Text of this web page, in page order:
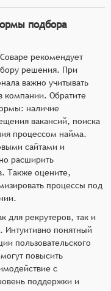
подбора
рекомендует
решения. При
важно учитывать
компании. Обратите
наличие
вакансий, поиска
процессом найма.
сайтами и
расширить
Также оцените,
процессы под
для рекрутеров, так и
Интуитивно понятный
пользовательского
повысить
с
поддержки и